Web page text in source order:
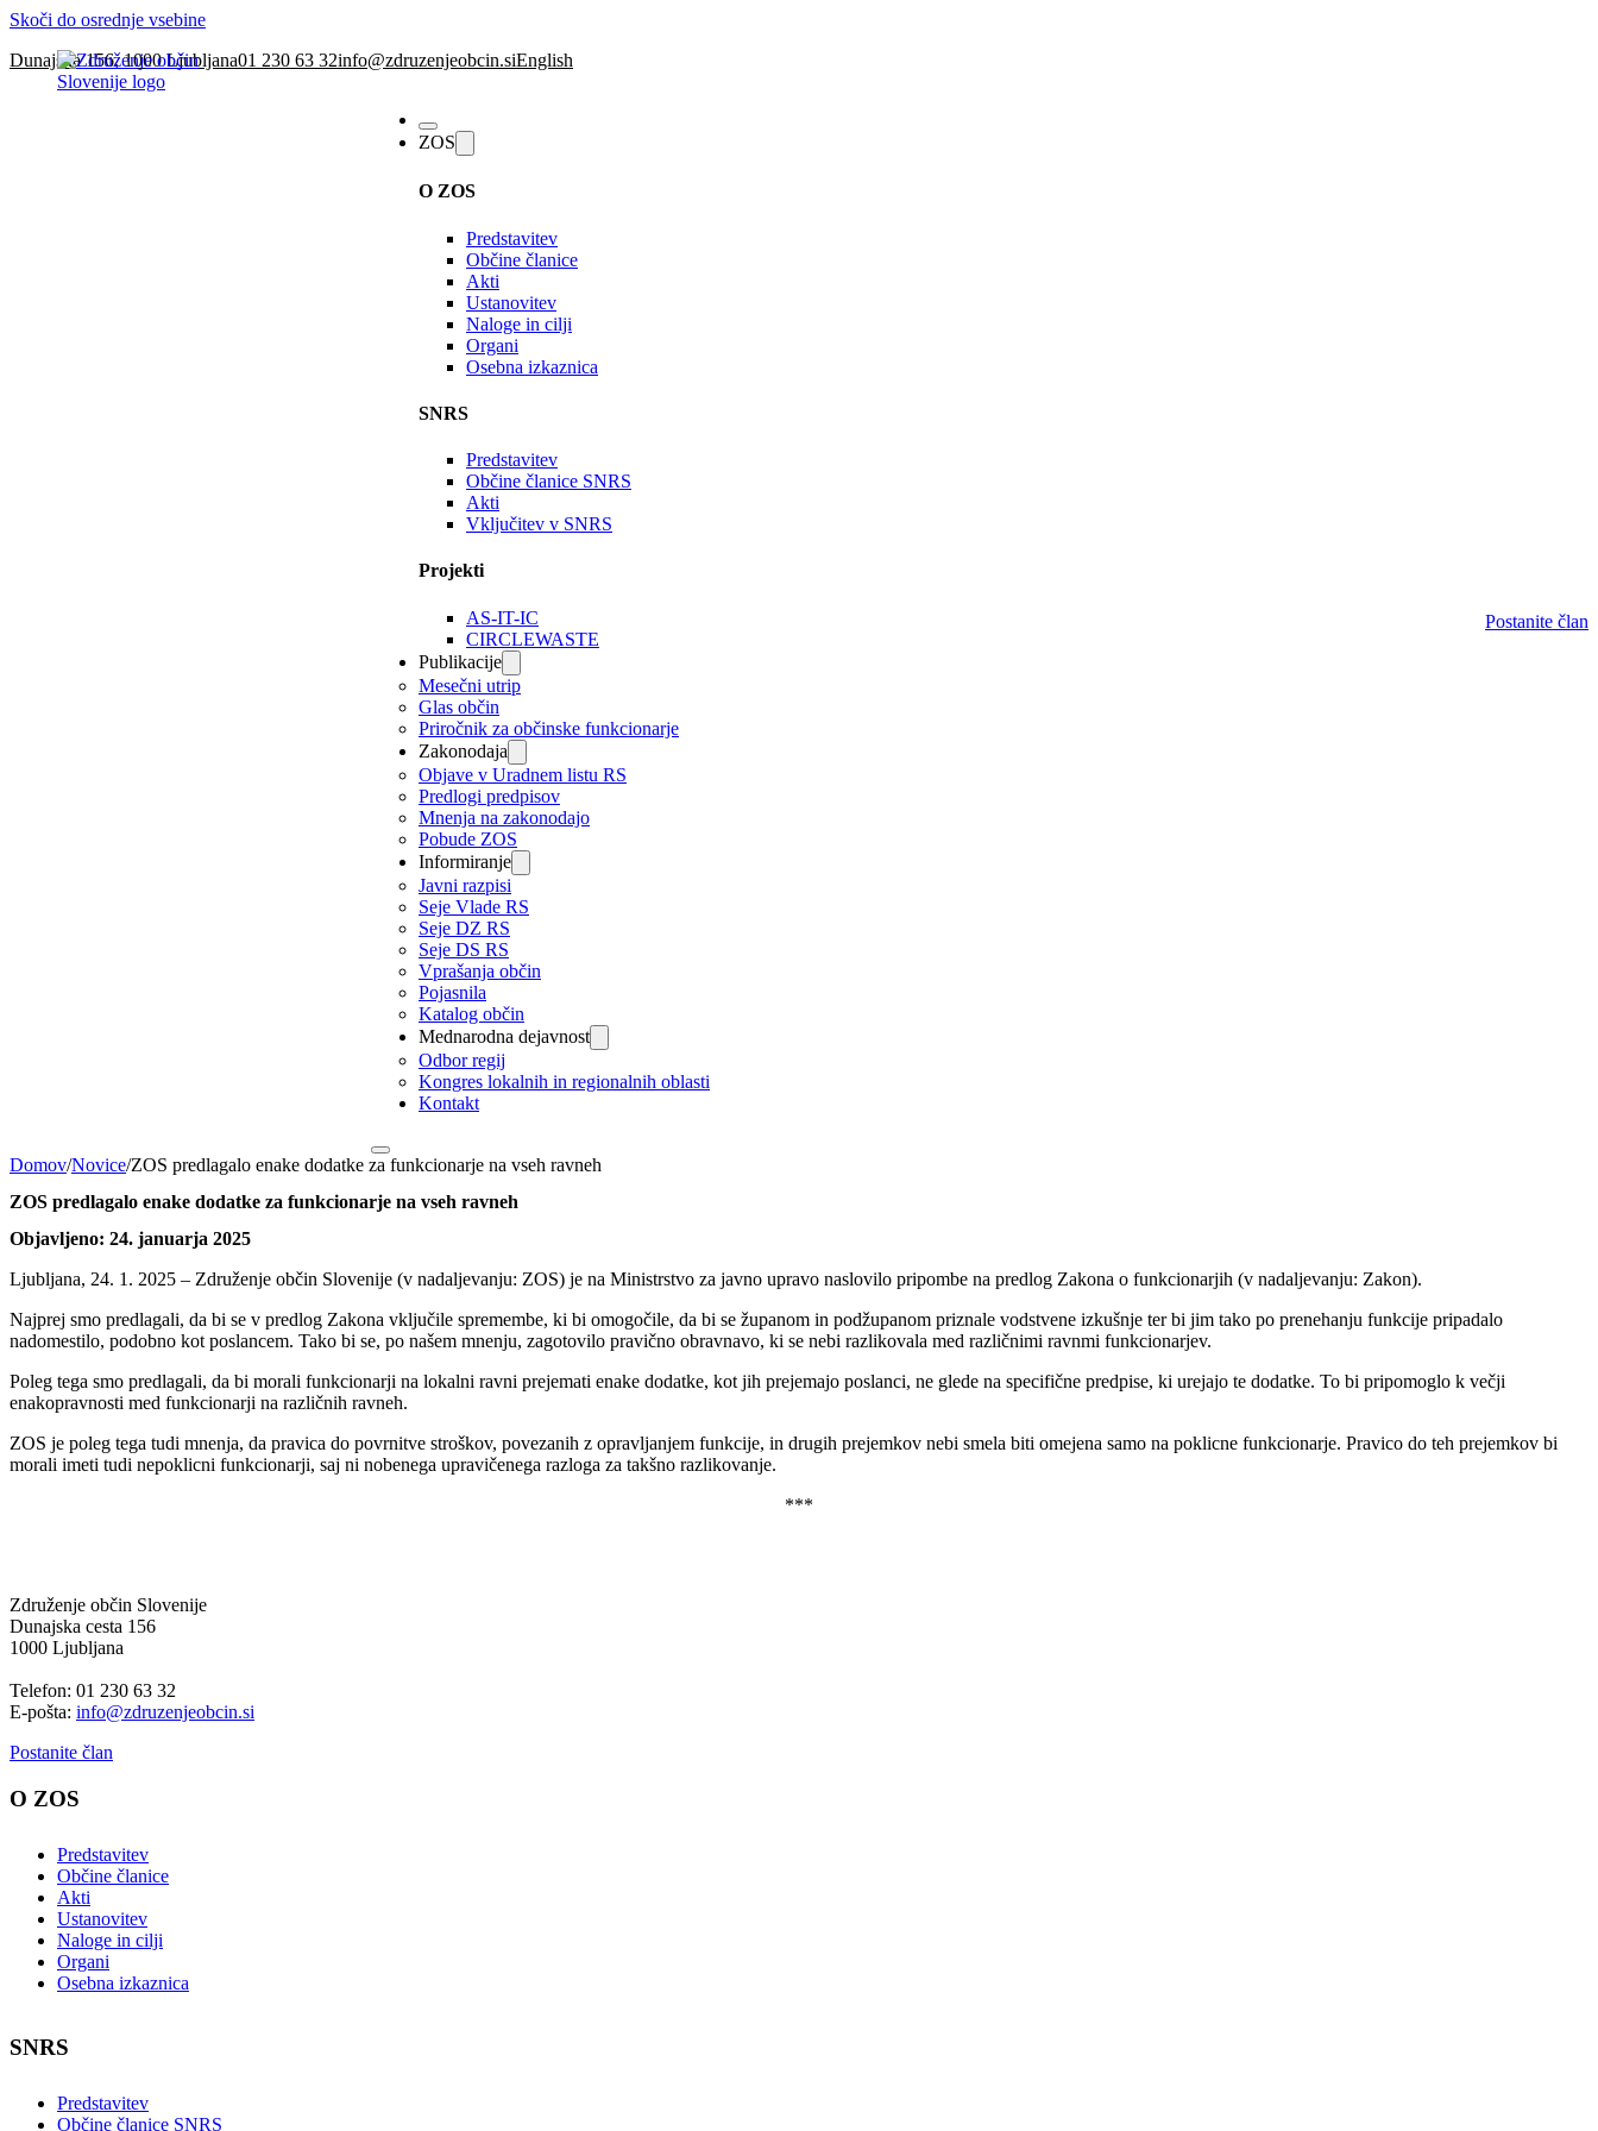
Skoči do osrednje vsebine
Dunajska 156, 1000 Ljubljana01 230 63 32info@zdruzenjeobcin.siEnglish
ZOS
O ZOS
Predstavitev
Občine članice
Akti
Ustanovitev
Naloge in cilji
Organi
Osebna izkaznica
SNRS
Predstavitev
Občine članice SNRS
Akti
Vključitev v SNRS
Projekti
AS-IT-IC
CIRCLEWASTE
Publikacije
Mesečni utrip
Glas občin
Priročnik za občinske funkcionarje
Zakonodaja
Objave v Uradnem listu RS
Predlogi predpisov
Mnenja na zakonodajo
Pobude ZOS
Informiranje
Javni razpisi
Seje Vlade RS
Seje DZ RS
Seje DS RS
Vprašanja občin
Pojasnila
Katalog občin
Mednarodna dejavnost
Odbor regij
Kongres lokalnih in regionalnih oblasti
Kontakt
Postanite član
Domov/Novice/ZOS predlagalo enake dodatke za funkcionarje na vseh ravneh
ZOS predlagalo enake dodatke za funkcionarje na vseh ravneh
Objavljeno: 24. januarja 2025
Ljubljana, 24. 1. 2025 – Združenje občin Slovenije (v nadaljevanju: ZOS) je na Ministrstvo za javno upravo naslovilo pripombe na predlog Zakona o funkcionarjih (v nadaljevanju: Zakon).
Najprej smo predlagali, da bi se v predlog Zakona vključile spremembe, ki bi omogočile, da bi se županom in podžupanom priznale vodstvene izkušnje ter bi jim tako po prenehanju funkcije pripadalo
nadomestilo, podobno kot poslancem. Tako bi se, po našem mnenju, zagotovilo pravično obravnavo, ki se nebi razlikovala med različnimi ravnmi funkcionarjev.
Poleg tega smo predlagali, da bi morali funkcionarji na lokalni ravni prejemati enake dodatke, kot jih prejemajo poslanci, ne glede na specifične predpise, ki urejajo te dodatke. To bi pripomoglo k večji
enakopravnosti med funkcionarji na različnih ravneh.
ZOS je poleg tega tudi mnenja, da pravica do povrnitve stroškov, povezanih z opravljanjem funkcije, in drugih prejemkov nebi smela biti omejena samo na poklicne funkcionarje. Pravico do teh prejemkov bi
morali imeti tudi nepoklicni funkcionarji, saj ni nobenega upravičenega razloga za takšno razlikovanje.
***
Združenje občin Slovenije
Dunajska cesta 156
1000 Ljubljana
Telefon: 01 230 63 32
E-pošta: info@zdruzenjeobcin.si
Postanite član
O ZOS
Predstavitev
Občine članice
Akti
Ustanovitev
Naloge in cilji
Organi
Osebna izkaznica
SNRS
Predstavitev
Občine članice SNRS